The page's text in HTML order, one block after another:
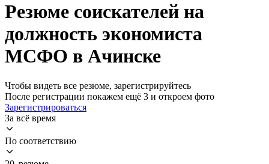
Резюме соискателей на
должность экономиста
МСФО в Ачинске
Чтобы видеть все резюме, зарегистрируйтесь
После регистрации покажем ещё 3 и откроем фото
Зарегистрироваться
За всё время
По соответствию